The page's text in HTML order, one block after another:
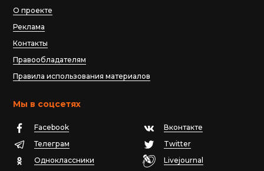
О проекте
Реклама
Контакты
Правообладателям
Правила использования материалов
Мы в соцсетях
Facebook
Вконтакте
Телеграм
Twitter
Одноклассники
Livejournal